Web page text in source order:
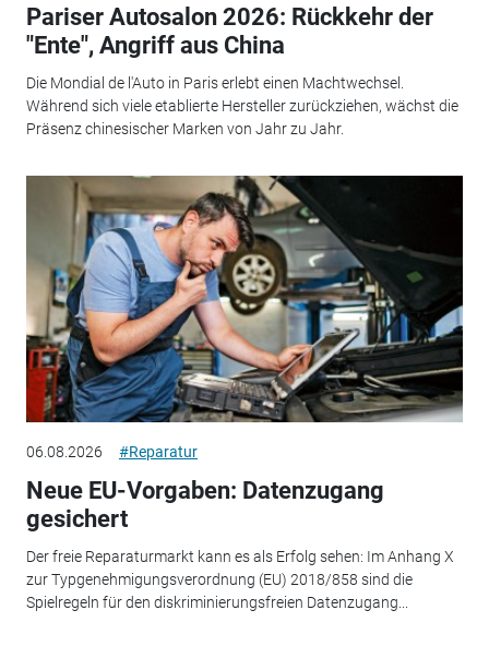
Pariser Autosalon 2026: Rückkehr der
"Ente", Angriff aus China
Die Mondial de l'Auto in Paris erlebt einen Machtwechsel.
Während sich viele etablierte Hersteller zurückziehen, wächst die
Präsenz chinesischer Marken von Jahr zu Jahr.
06.08.2026 #Reparatur
Neue EU-Vorgaben: Datenzugang
gesichert
Der freie Reparaturmarkt kann es als Erfolg sehen: Im Anhang X
zur Typgenehmigungsverordnung (EU) 2018/858 sind die
Spielregeln für den diskriminierungsfreien Datenzugang...